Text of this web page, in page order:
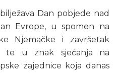
Dan pobjede nad
Evrope, u spomen na
Njemačke i završetak
te u znak sjećanja na
zajednice koja danas